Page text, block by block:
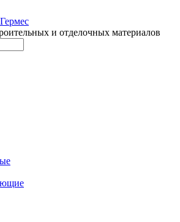
и отделочных материалов